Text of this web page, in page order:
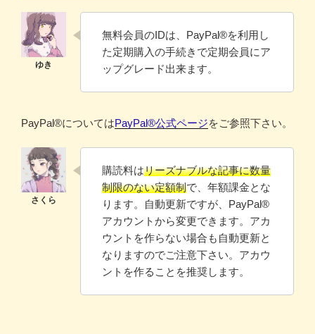
無料会員のIDは、PayPal®️を利用し
た定期購入の手続きで定期会員にア
ップグレード出来ます。
PayPal®️についてはPayPal®️公式ページをご参照下さい。
購読料はリーズナブルな記事に数量
制限のない定額制で、年額課金とな
ります。自動更新ですが、PayPal®
アカウントから変更できます。アカ
ウントを作らない場合も自動更新と
なりますのでご注意下さい。アカウ
ントを作ることを推奨します。